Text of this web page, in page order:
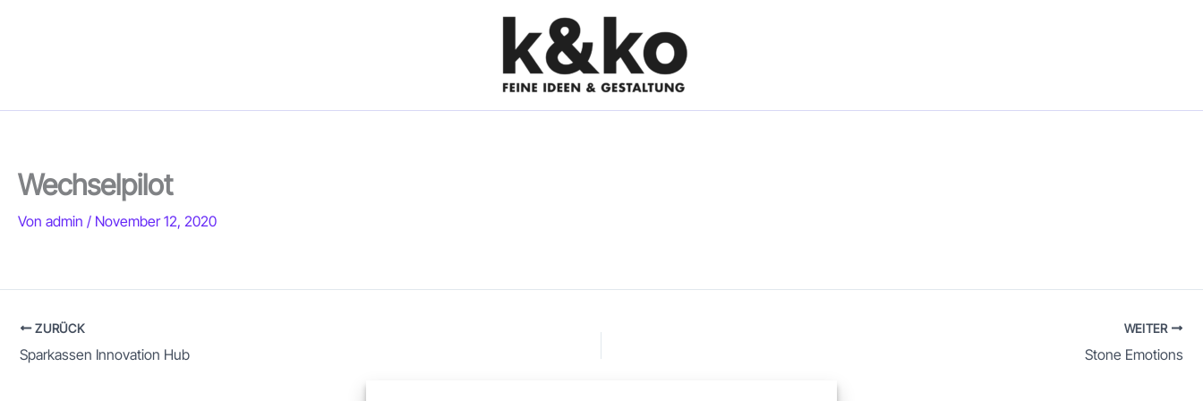
Wechselpilot
Von admin / November 12, 2020
ZURÜCK
Sparkassen Innovation Hub
WEITER
Stone Emotions